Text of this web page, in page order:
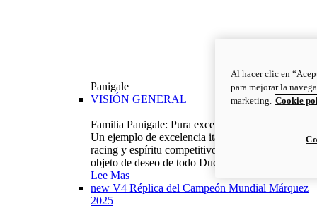
Panigale
VISIÓN GENERAL
Familia Panigale: Pura excelencia italiana.
Un ejemplo de excelencia italiana, con ADN
racing y espíritu competitivo: la Panigale es el
objeto de deseo de todo Ducatista.
Lee Mas
new V4 Réplica del Campeón Mundial Márquez
2025
Al hacer clic en
para mejorar la
marketing. Cookie